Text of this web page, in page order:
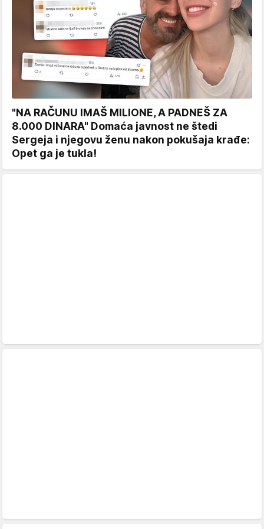
"NA RAČUNU IMAŠ MILIONE, A PADNEŠ ZA
8.000 DINARA" Domaća javnost ne štedi
Sergeja i njegovu ženu nakon pokušaja krađe:
Opet ga je tukla!